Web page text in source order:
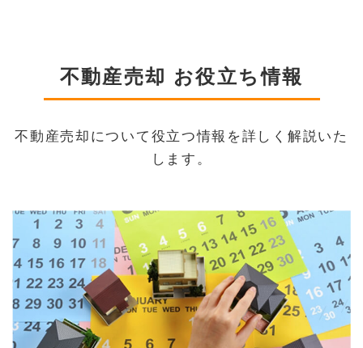
不動産売却 お役立ち情報
不動産売却について役立つ情報を詳しく解説いた
します。